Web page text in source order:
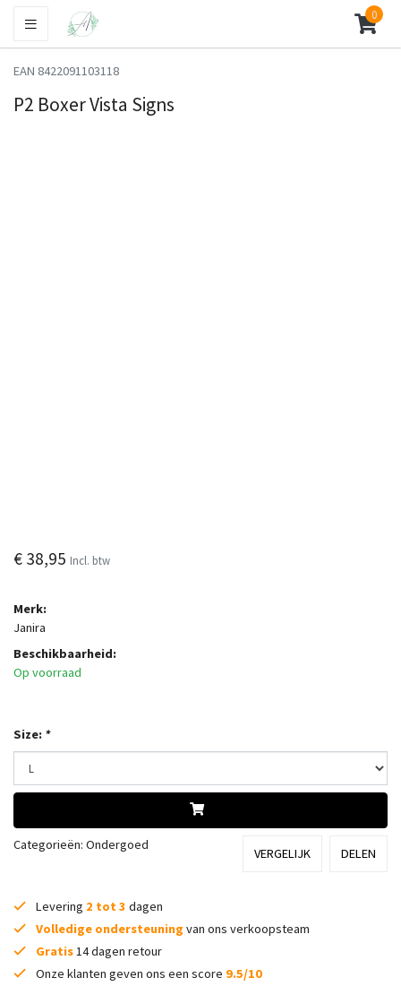
0
EAN 8422091103118
P2 Boxer Vista Signs
€ 38,95 Incl. btw
Merk:
Janira
Beschikbaarheid:
Op voorraad
Size: *
Categorieën: Ondergoed
VERGELIJK DELEN
Levering 2 tot 3 dagen
Volledige ondersteuning van ons verkoopsteam
Gratis14 dagen retour
Onze klanten geven ons een score 9.5/10